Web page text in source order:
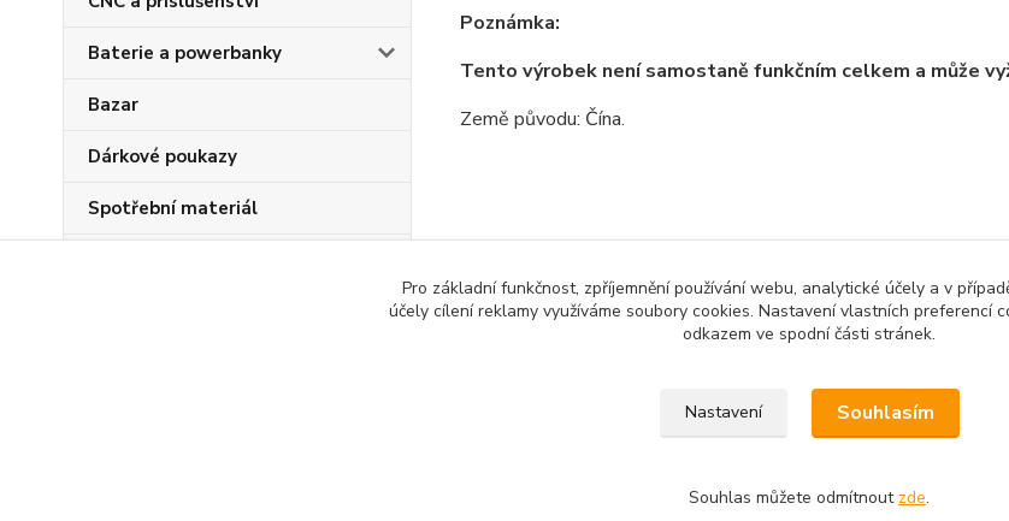
Baterie a powerbanky
Bazar
Dárkové poukazy
Spotřební materiál
Poznámka:
Tento výrobek není samostaně funkčním celkem a může
Země původu: Čína.
Zboží zařazeno v kategoriích
3D tisk a příslušenství
Pro základní funkčnost, zpříjemnění používání webu, analytické účely a v
účely cílení reklamy využíváme soubory cookies. Nastavení vlastních preferencí
odkazem ve spodní části stránek.
Nastavení Souhlasím
Souhlas můžete odmítnout zde.